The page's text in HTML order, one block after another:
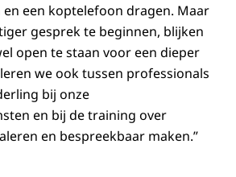
een koptelefoon dragen. Maar
gesprek te beginnen, blijken
open te staan voor een dieper
we ook tussen professionals
bij onze
en bij de training over
en bespreekbaar maken.”